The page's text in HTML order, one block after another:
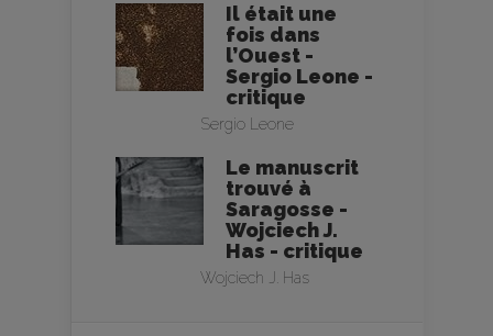
Il était une
fois dans
l’Ouest -
Sergio Leone -
critique
Sergio Leone
Le manuscrit
trouvé à
Saragosse -
Wojciech J.
Has - critique
Wojciech J. Has